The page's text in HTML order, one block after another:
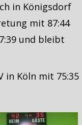
in Königsdorf
mit 87:44
und bleibt
in Köln mit 75:35